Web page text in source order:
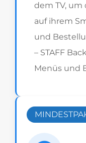
dem TV, um
auf ihrem
und
– STAFF
Menüs und